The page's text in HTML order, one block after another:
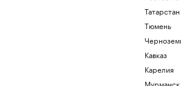
Татарстан
Тюмень
Кавказ
Карелия
Мурманск